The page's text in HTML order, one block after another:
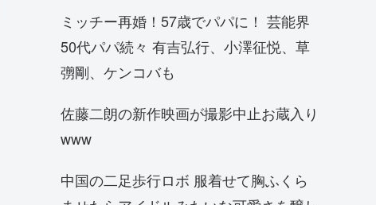
ミッチー再婚！57歳でパパに！ 芸能界
50代パパ続々 有吉弘行、小澤征悦、草
彅剛、ケンコバも
佐藤二朗の新作映画が撮影中止お蔵入り
www
中国の二足歩行ロボ 服着せて胸ふくら